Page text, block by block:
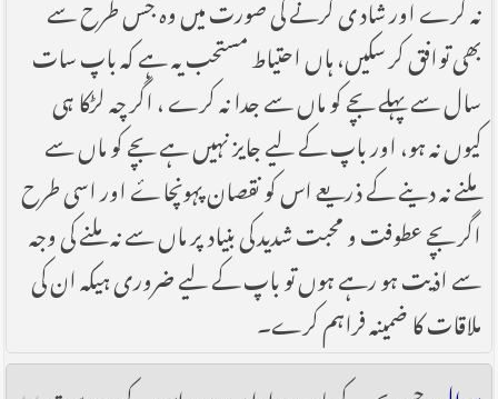
بھی توافق کر سکیں، ہاں احتیاط مستحب یہ ہے کہ باپ سات
سال سے پہلے بچے کو ماں سے جدا نہ کرے ، اگر چہ لڑکا ہی
کیوں نہ ہو، اور باپ کے لیے جایز نہیں ہے بچے کو ماں سے
ملنے نہ دینے کے ذریعے اس کو نقصان پہونچاۓ اور اسی طرح
اگر بچے عطوفت و محبت شدید کی بنیاد پر ماں سے نہ ملنے کی وجہ
سے اذیت ہو رہے ہوں تو باپ کے لیے ضروری ہیکہ ان کی
ملاقات کا ضمینہ فراہم کرے۔